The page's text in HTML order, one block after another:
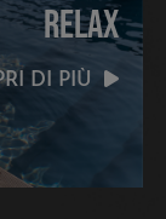
RELAX
DI PIÙ